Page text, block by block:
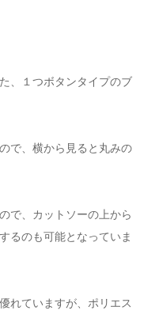
、１つボタンタイプのブ
で、横から見ると丸みの
で、カットソーの上から
るのも可能となっていま
れていますが、ポリエス